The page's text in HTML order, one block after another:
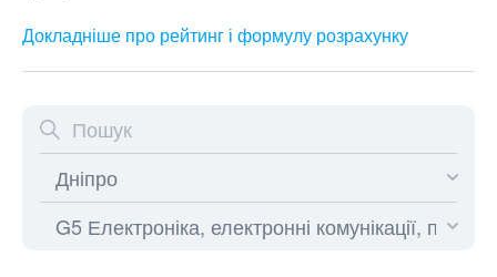
Докладніше про рейтинг і формулу розрахунку